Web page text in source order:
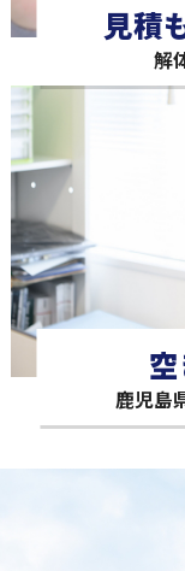
見積
解
鹿児島